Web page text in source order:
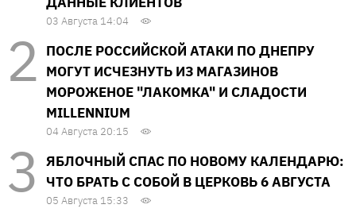
03 Августа 14:04
ПОСЛЕ РОССИЙСКОЙ АТАКИ ПО ДНЕПРУ
МОГУТ ИСЧЕЗНУТЬ ИЗ МАГАЗИНОВ
МОРОЖЕНОЕ "ЛАКОМКА" И СЛАДОСТИ
MILLENNIUM
04 Августа 20:15
ЯБЛОЧНЫЙ СПАС ПО НОВОМУ КАЛЕНДАРЮ:
ЧТО БРАТЬ С СОБОЙ В ЦЕРКОВЬ 6 АВГУСТА
05 Августа 15:33